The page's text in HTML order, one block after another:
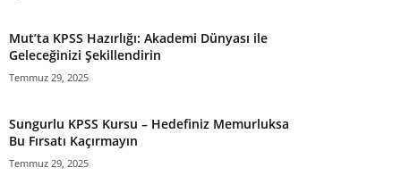
Mut’ta KPSS Hazırlığı: Akademi Dünyası ile
Geleceğinizi Şekillendirin
Temmuz 29, 2025
Sungurlu KPSS Kursu – Hedefiniz Memurluksa
Bu Fırsatı Kaçırmayın
Temmuz 29, 2025